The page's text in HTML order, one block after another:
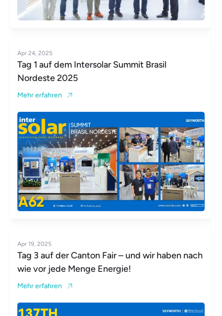
Apr 24, 2025
Tag 1 auf dem Intersolar Summit Brasil
Nordeste 2025
Mehr erfahren
Apr 19, 2025
Tag 3 auf der Canton Fair – und wir haben nach
wie vor jede Menge Energie!
Mehr erfahren